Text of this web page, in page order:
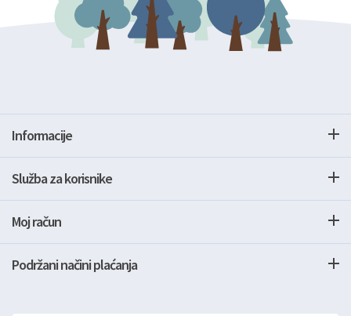
Informacije
Služba za korisnike
Moj račun
Podržani načini plaćanja